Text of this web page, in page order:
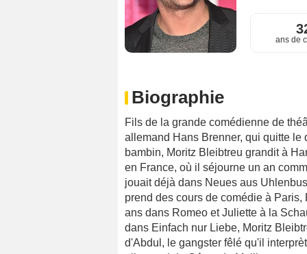
ans de
Biographie
Fils de la grande comédienne de
allemand Hans Brenner, qui quitte
bambin, Moritz Bleibtreu grandit à
en France, où il séjourne un an
jouait déjà dans Neues aus
prend des cours de comédie à
ans dans Romeo et Juliette à la
dans Einfach nur Liebe, Moritz
d'Abdul, le gangster fêlé qu'il